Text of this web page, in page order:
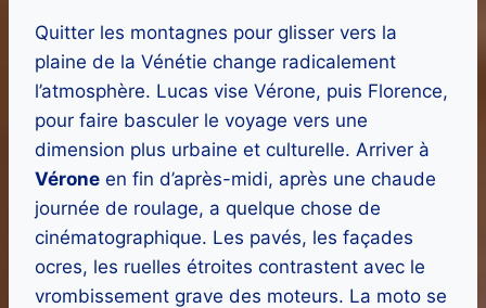
Quitter les montagnes pour glisser vers la
plaine de la Vénétie change radicalement
l’atmosphère. Lucas vise Vérone, puis Florence,
pour faire basculer le voyage vers une
dimension plus urbaine et culturelle. Arriver à
Vérone en fin d’après-midi, après une chaude
journée de roulage, a quelque chose de
cinématographique. Les pavés, les façades
ocres, les ruelles étroites contrastent avec le
vrombissement grave des moteurs. La moto se